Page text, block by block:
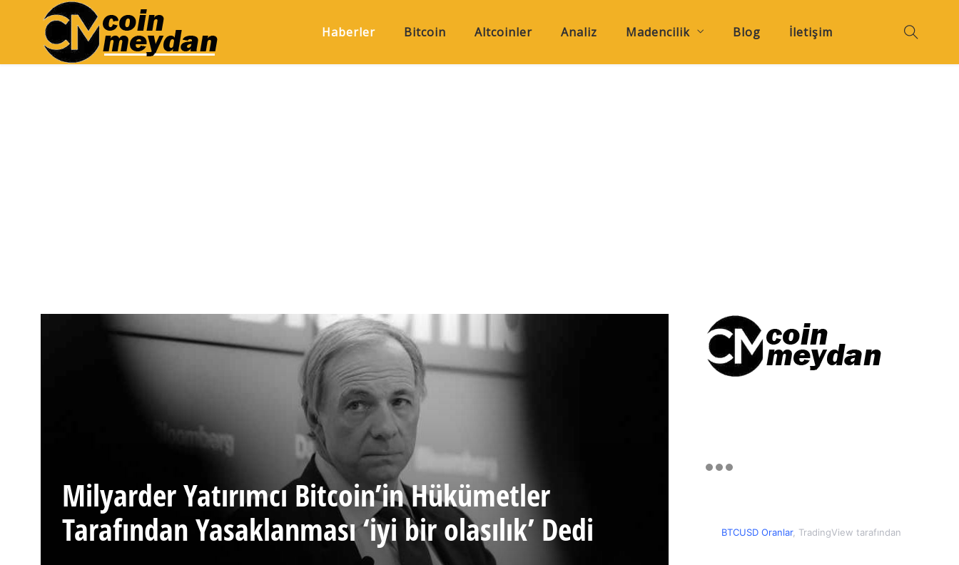
Haberler Bitcoin Altcoinler Analiz Madencilik Blog İletişim
Milyarder Yatırımcı Bitcoin’in Hükümetler
Tarafından Yasaklanması ‘iyi bir olasılık’ Dedi
BTCUSD Oranlar, TradingView tarafından